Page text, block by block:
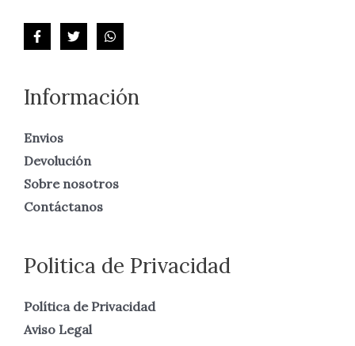
Información
Envios
Devolución
Sobre nosotros
Contáctanos
Politica de Privacidad
Política de Privacidad
Aviso Legal